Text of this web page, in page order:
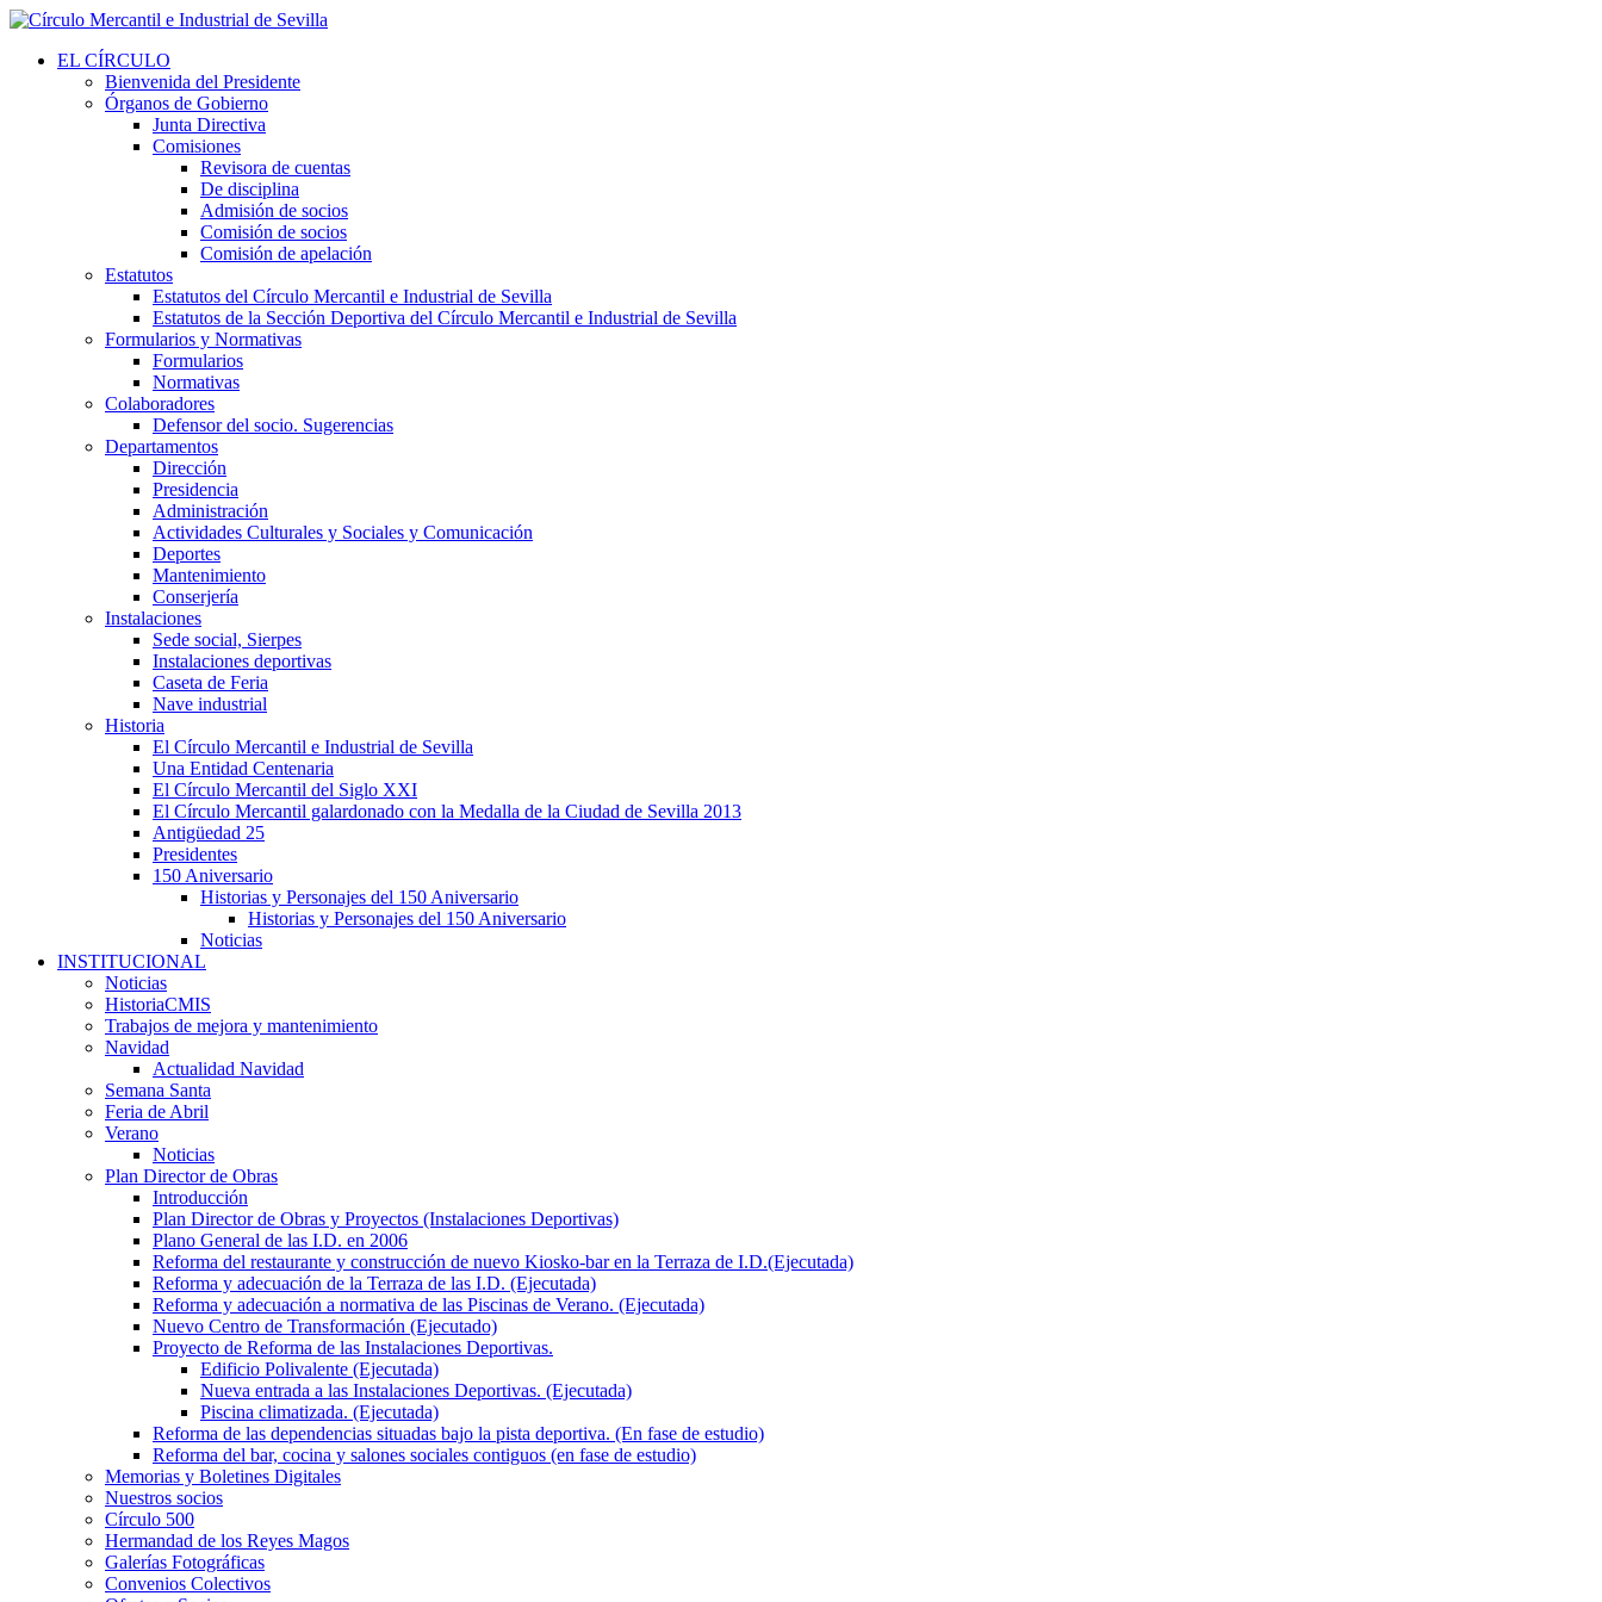
EL CÍRCULO
Bienvenida del Presidente
Órganos de Gobierno
Junta Directiva
Comisiones
Revisora de cuentas
De disciplina
Admisión de socios
Comisión de socios
Comisión de apelación
Estatutos
Estatutos del Círculo Mercantil e Industrial de Sevilla
Estatutos de la Sección Deportiva del Círculo Mercantil e Industrial de Sevilla
Formularios y Normativas
Formularios
Normativas
Colaboradores
Defensor del socio. Sugerencias
Departamentos
Dirección
Presidencia
Administración
Actividades Culturales y Sociales y Comunicación
Deportes
Mantenimiento
Conserjería
Instalaciones
Sede social, Sierpes
Instalaciones deportivas
Caseta de Feria
Nave industrial
Historia
El Círculo Mercantil e Industrial de Sevilla
Una Entidad Centenaria
El Círculo Mercantil del Siglo XXI
El Círculo Mercantil galardonado con la Medalla de la Ciudad de Sevilla 2013
Antigüedad 25
Presidentes
150 Aniversario
Historias y Personajes del 150 Aniversario
Historias y Personajes del 150 Aniversario
Noticias
INSTITUCIONAL
Noticias
HistoriaCMIS
Trabajos de mejora y mantenimiento
Navidad
Actualidad Navidad
Semana Santa
Feria de Abril
Verano
Noticias
Plan Director de Obras
Introducción
Plan Director de Obras y Proyectos (Instalaciones Deportivas)
Plano General de las I.D. en 2006
Reforma del restaurante y construcción de nuevo Kiosko-bar en la Terraza de I.D.(Ejecutada)
Reforma y adecuación de la Terraza de las I.D. (Ejecutada)
Reforma y adecuación a normativa de las Piscinas de Verano. (Ejecutada)
Nuevo Centro de Transformación (Ejecutado)
Proyecto de Reforma de las Instalaciones Deportivas.
Edificio Polivalente (Ejecutada)
Nueva entrada a las Instalaciones Deportivas. (Ejecutada)
Piscina climatizada. (Ejecutada)
Reforma de las dependencias situadas bajo la pista deportiva. (En fase de estudio)
Reforma del bar, cocina y salones sociales contiguos (en fase de estudio)
Memorias y Boletines Digitales
Nuestros socios
Círculo 500
Hermandad de los Reyes Magos
Galerías Fotográficas
Convenios Colectivos